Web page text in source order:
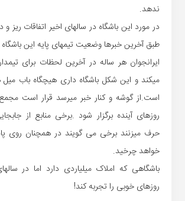
ندهد.
در مورد این باشگاه در سالهای اخیر اتفاقات ریز
طبق آخرین خبرها وضعیت تیمهای پایه این
ایرانجوان هر ساله در آخرین لحظات برای
میکند و این شکل باشگاه داری هیچگاه باب میل
است.از گوشه و کنار خبر میرسد قرار است
روزهای آینده برگزار شود .برخی منابع از
حرف میزنند برخی می گویند در همچنان روی
خواهد چرخید.
باشگاهی که املاک میلیاردی دارد اما در
روزهای خوبی را تجربه کند!